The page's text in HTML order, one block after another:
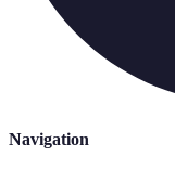
Navigation